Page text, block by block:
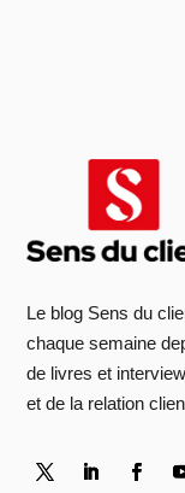
Le blog Sens du
chaque semaine
de livres et
et de la relation